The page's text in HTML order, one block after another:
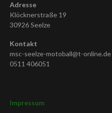
Adresse
Klöcknerstraße 19
30926 Seelze
Kontakt
msc-seelze-motoball@t-online.de
0511 406051
Impressum